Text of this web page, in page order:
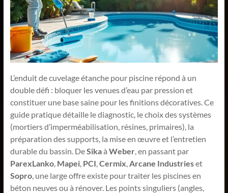
L’enduit de cuvelage étanche pour piscine répond à un
double défi : bloquer les venues d’eau par pression et
constituer une base saine pour les finitions décoratives. Ce
guide pratique détaille le diagnostic, le choix des systèmes
(mortiers d’imperméabilisation, résines, primaires), la
préparation des supports, la mise en œuvre et l’entretien
durable du bassin. DeSikaà Weber, en passant par
ParexLanko, Mapei, PCI,Cermix,Arcane Industrieset
Sopro, une large offre existe pour traiter les piscines en
béton neuves ou à rénover. Les points singuliers (angles,